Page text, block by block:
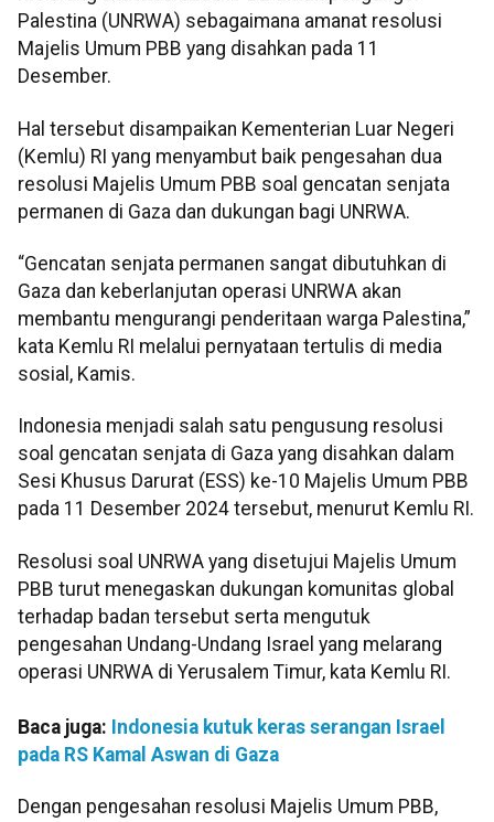
Palestina (UNRWA) sebagaimana amanat resolusi
Majelis Umum PBB yang disahkan pada 11
Desember.
Hal tersebut disampaikan Kementerian Luar Negeri
(Kemlu) RI yang menyambut baik pengesahan dua
resolusi Majelis Umum PBB soal gencatan senjata
permanen di Gaza dan dukungan bagi UNRWA.
“Gencatan senjata permanen sangat dibutuhkan di
Gaza dan keberlanjutan operasi UNRWA akan
membantu mengurangi penderitaan warga Palestina,”
kata Kemlu RI melalui pernyataan tertulis di media
sosial, Kamis.
Indonesia menjadi salah satu pengusung resolusi
soal gencatan senjata di Gaza yang disahkan dalam
Sesi Khusus Darurat (ESS) ke-10 Majelis Umum PBB
pada 11 Desember 2024 tersebut, menurut Kemlu RI.
Resolusi soal UNRWA yang disetujui Majelis Umum
PBB turut menegaskan dukungan komunitas global
terhadap badan tersebut serta mengutuk
pengesahan Undang-Undang Israel yang melarang
operasi UNRWA di Yerusalem Timur, kata Kemlu RI.
Baca juga: Indonesia kutuk keras serangan Israel
pada RS Kamal Aswan di Gaza
Dengan pengesahan resolusi Majelis Umum PBB,